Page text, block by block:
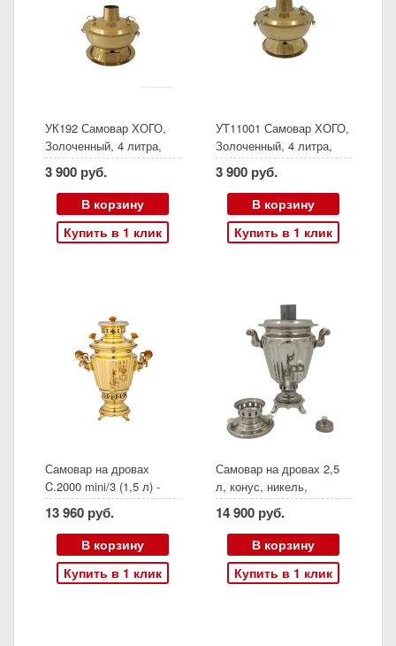
УК192 Самовар ХОГО,
Золоченный, 4 литра,
Диаметр 34 см (Дисконт)
3 900 руб.
В корзину
Купить в 1 клик
УТ11001 Самовар ХОГО,
Золоченный, 4 литра,
Диаметр 34 см (Дисконт)
3 900 руб.
В корзину
Купить в 1 клик
Самовар на дровах
C.2000 mini/3 (1,5 л) -
дисконт Арт 8646
Описание дефекта:
Пятна на лужении по
низу жаровой трубе и на
трубе самовара. Труба в
13 960 руб.
В корзину
Купить в 1 клик
Самовар на дровах 2,5
л, конус, никель,
переделанный из
электрического
14 900 руб.
В корзину
Купить в 1 клик